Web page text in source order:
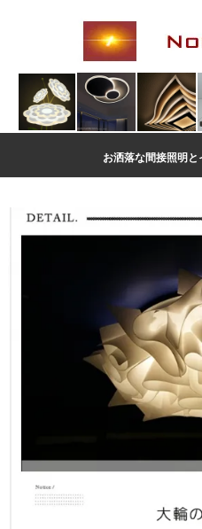
お洒落な間接照明